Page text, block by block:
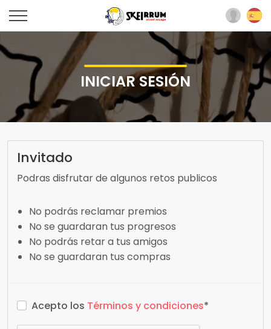
INICIAR SESIÓN
Invitado
Podras disfrutar de algunos retos publicos
No podrás reclamar premios
No se guardaran tus progresos
No podrás retar a tus amigos
No se guardaran tus compras
Acepto los Términos y condiciones*